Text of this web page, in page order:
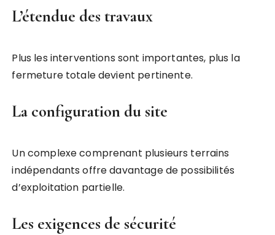
L’étendue des travaux
Plus les interventions sont importantes, plus la
fermeture totale devient pertinente.
La configuration du site
Un complexe comprenant plusieurs terrains
indépendants offre davantage de possibilités
d’exploitation partielle.
Les exigences de sécurité